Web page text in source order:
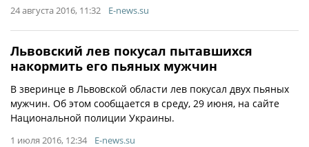
24 августа 2016, 11:32 E-news.su
Львовский лев покусал пытавшихся
накормить его пьяных мужчин
В зверинце в Львовской области лев покусал двух пьяных
мужчин. Об этом сообщается в среду, 29 июня, на сайте
Национальной полиции Украины.
1 июля 2016, 12:34 E-news.su